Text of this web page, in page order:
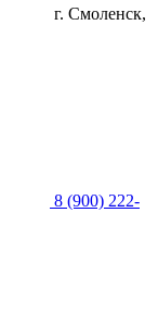
г. Смоленск,
8 (900) 222-